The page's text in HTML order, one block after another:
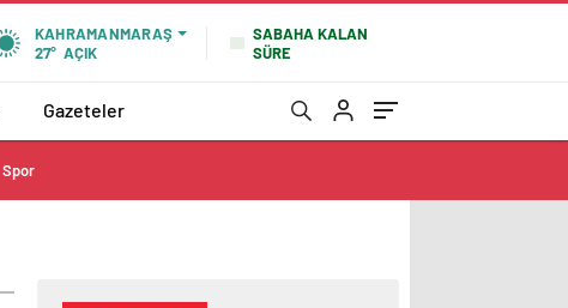
KAHRAMANMARAŞ
27° AÇIK
SABAHA KALAN
SÜRE
Gazeteler
Spor